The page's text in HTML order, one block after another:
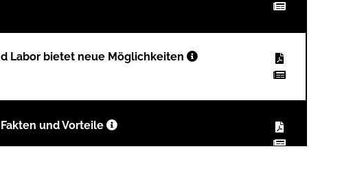
Labor bietet neue Möglichkeiten
und Vorteile